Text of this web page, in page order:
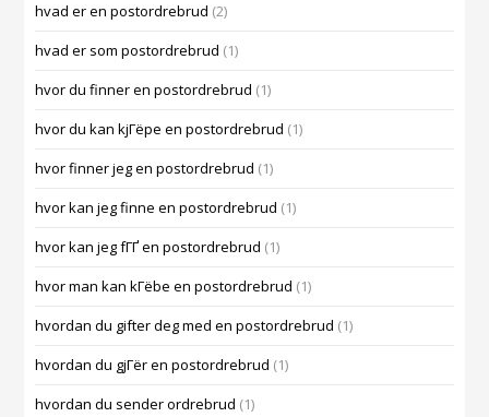
hvad er en postordrebrud (2)
hvad er som postordrebrud (1)
hvor du finner en postordrebrud (1)
hvor du kan kjГёpe en postordrebrud (1)
hvor finner jeg en postordrebrud (1)
hvor kan jeg finne en postordrebrud (1)
hvor kan jeg fГҐ en postordrebrud (1)
hvor man kan kГёbe en postordrebrud (1)
hvordan du gifter deg med en postordrebrud (1)
hvordan du gjГёr en postordrebrud (1)
hvordan du sender ordrebrud (1)